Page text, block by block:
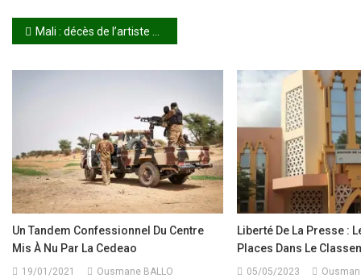
Navigation
de
Mali : décès de l’artiste Sidney
Un Tandem Confessionnel Du Centre
Mis À Nu Par La Cedeao
19/01/2021 Ousmane BALLO
Liberté De La Presse :
Places Dans Le
05/05/2023